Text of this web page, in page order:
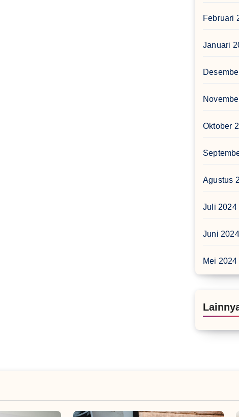
Februari
Januari
Oktober
Agustus
Juli 2024
Juni 2024
Mei 2024